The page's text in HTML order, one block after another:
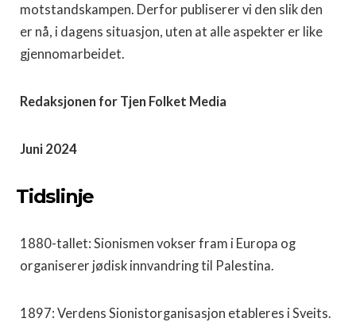
motstandskampen. Derfor publiserer vi den slik den
er nå, i dagens situasjon, uten at alle aspekter er like
gjennomarbeidet.
Redaksjonen for Tjen Folket Media
Juni 2024
Tidslinje
1880-tallet: Sionismen vokser fram i Europa og
organiserer jødisk innvandring til Palestina.
1897: Verdens Sionistorganisasjon etableres i Sveits.